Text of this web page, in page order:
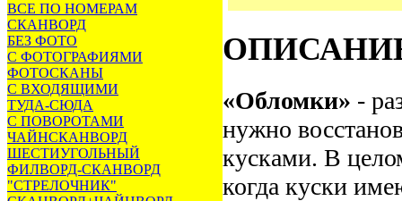
ВСЕ ПО НОМЕРАМ
СКАНВОРД
БЕЗ ФОТО
С ФОТОГРАФИЯМИ
ФОТОСКАНЫ
С ВХОДЯЩИМИ
ТУДА-СЮДА
С ПОВОРОТАМИ
ЧАЙНСКАНВОРД
ШЕСТИУГОЛЬНЫЙ
ФИЛВОРД-СКАНВОРД
"СТРЕЛОЧНИК"
«Обломки» -
нужно
кусками. В
когда куски